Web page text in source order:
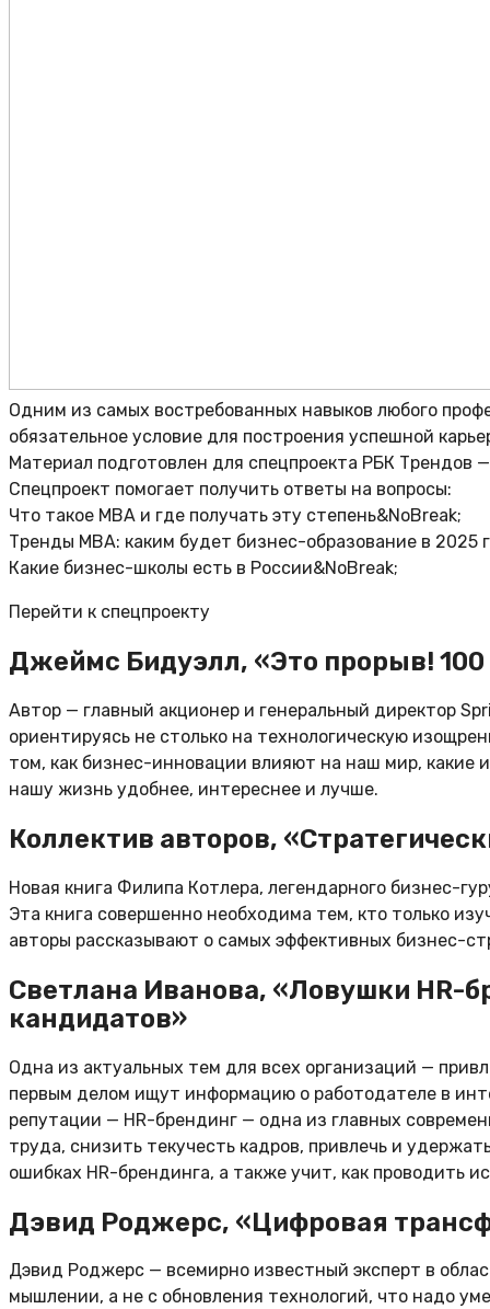
Одним из самых востребованных навыков любого
обязательное условие для построения успешной
Материал подготовлен для спецпроекта РБК Трендов
Спецпроект помогает получить ответы на вопросы:
Что такое MBA и где получать эту степень&NoBreak;
Тренды MBA: каким будет бизнес-образование в 2025
Какие бизнес-школы есть в России&NoBreak;
Перейти к спецпроекту
Джеймс Бидуэлл, «Это прорыв!
Автор — главный акционер и генеральный директор
ориентируясь не столько на технологическую
том, как бизнес-инновации влияют на наш мир, какие
нашу жизнь удобнее, интереснее и лучше.
Коллектив авторов,
Новая книга Филипа Котлера, легендарного бизнес-
Эта книга совершенно необходима тем, кто только
авторы рассказывают о самых эффективных бизнес-
Светлана Иванова, «Ловушки HR-
кандидатов»
Одна из актуальных тем для всех организаций —
первым делом ищут информацию о работодателе в
репутации — HR-брендинг — одна из главных
труда, снизить текучесть кадров, привлечь и
ошибках HR-брендинга, а также учит, как проводить
Дэвид Роджерс, «Цифровая
Дэвид Роджерс — всемирно известный эксперт в
мышлении, а не с обновления технологий, что надо